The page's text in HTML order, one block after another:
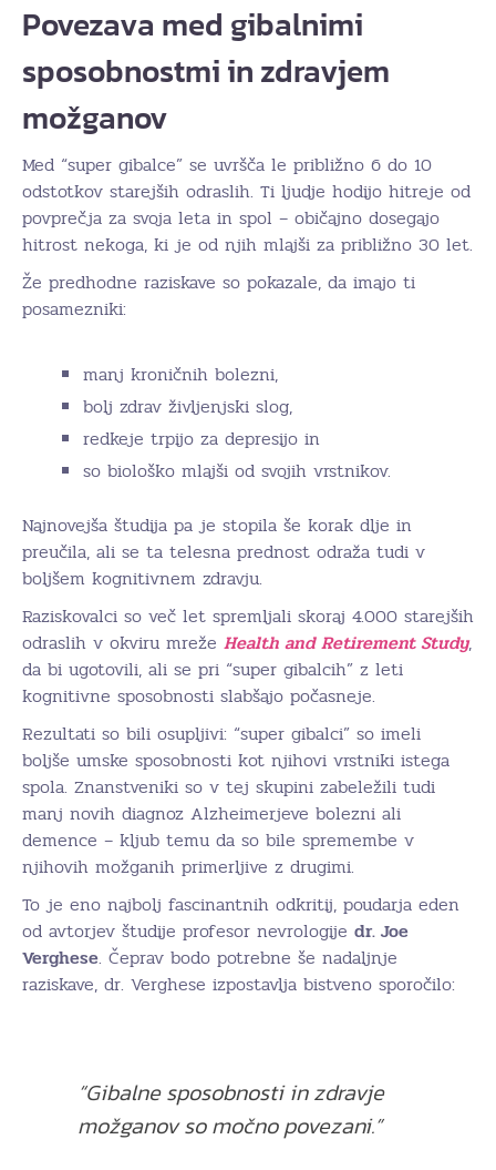
Povezava med gibalnimi
sposobnostmi in zdravjem
možganov
Med “super gibalce” se uvršča le približno 6 do 10
odstotkov starejših odraslih. Ti ljudje hodijo hitreje od
povprečja za svoja leta in spol – običajno dosegajo
hitrost nekoga, ki je od njih mlajši za približno 30 let.
Že predhodne raziskave so pokazale, da imajo ti
posamezniki:
manj kroničnih bolezni,
bolj zdrav življenjski slog,
redkeje trpijo za depresijo in
so biološko mlajši od svojih vrstnikov.
Najnovejša študija pa je stopila še korak dlje in
preučila, ali se ta telesna prednost odraža tudi v
boljšem kognitivnem zdravju.
Raziskovalci so več let spremljali skoraj 4.000 starejših
odraslih v okviru mreže Health and Retirement Study,
da bi ugotovili, ali se pri “super gibalcih” z leti
kognitivne sposobnosti slabšajo počasneje.
Rezultati so bili osupljivi: “super gibalci” so imeli
boljše umske sposobnosti kot njihovi vrstniki istega
spola. Znanstveniki so v tej skupini zabeležili tudi
manj novih diagnoz Alzheimerjeve bolezni ali
demence – kljub temu da so bile spremembe v
njihovih možganih primerljive z drugimi.
To je eno najbolj fascinantnih odkritij, poudarja eden
od avtorjev študije profesor nevrologije dr. Joe
Verghese. Čeprav bodo potrebne še nadaljnje
raziskave, dr. Verghese izpostavlja bistveno sporočilo:
“Gibalne sposobnosti in zdravje
možganov so močno povezani.”